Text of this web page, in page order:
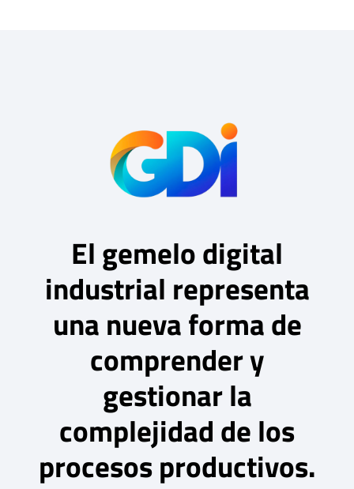
El gemelo digital
industrial representa
una nueva forma de
comprender y
gestionar la
complejidad de los
procesos productivos.